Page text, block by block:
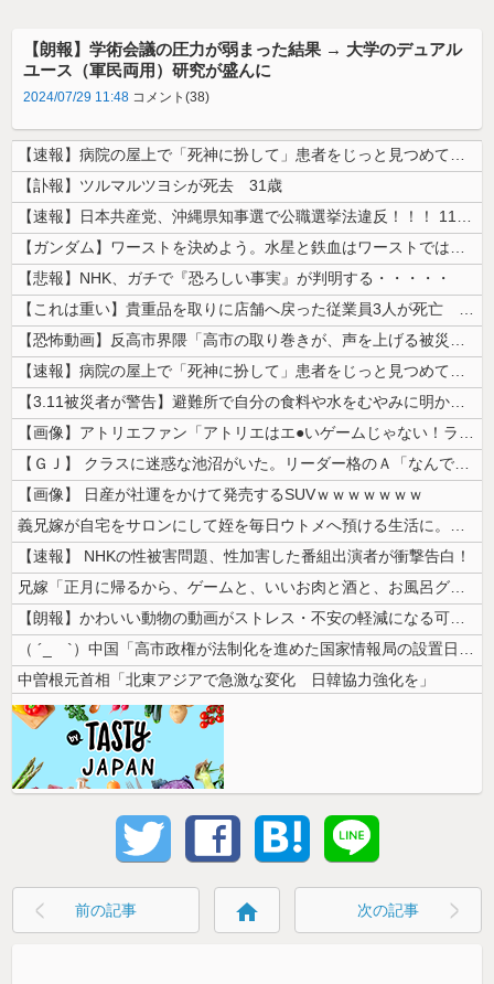
【朗報】学術会議の圧力が弱まった結果 → 大学のデュアル
ユース（軍民両用）研究が盛んに
2024/07/29 11:48 コメント(38)
【速報】病院の屋上で「死神に扮して」患者をじっと見つめていた男性を逮捕
【訃報】ツルマルツヨシが死去 31歳
【速報】日本共産党、沖縄県知事選で公職選挙法違反！！！ 110番通報さ...
【ガンダム】ワーストを決めよう。水星と鉄血はワーストではない。ageか...
【悲報】NHK、ガチで『恐ろしい事実』が判明する・・・・・
【これは重い】貴重品を取りに店舗へ戻った従業員3人が死亡 オンワードが...
【恐怖動画】反高市界隈「高市の取り巻きが、声を上げる被災地のおばちゃん...
【速報】病院の屋上で「死神に扮して」患者をじっと見つめていた男性を逮捕
【3.11被災者が警告】避難所で自分の食料や水をむやみに明かしてはいけ...
【画像】アトリエファン「アトリエはエ●いゲームじゃない！ライザを性的な...
【ＧＪ】 クラスに迷惑な池沼がいた。リーダー格のＡ「なんで支援学級に入...
【画像】 日産が社運をかけて発売するSUVｗｗｗｗｗｗｗ
義兄嫁が自宅をサロンにして姪を毎日ウトメへ預ける生活に。数年後、そのツ...
【速報】 NHKの性被害問題、性加害した番組出演者が衝撃告白！
兄嫁「正月に帰るから、ゲームと、いいお肉と酒と、お風呂グッズの準備しと...
【朗報】かわいい動物の動画がストレス・不安の軽減になる可能性。英大学の...
（ ´_ゝ`）中国「高市政権が法制化を進めた国家情報局の設置日が7月3...
中曽根元首相「北東アジアで急激な変化 日韓協力強化を」
前の記事 home 次の記事